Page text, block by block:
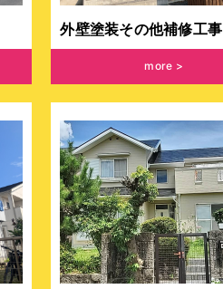
外壁塗装その他補修工事
more